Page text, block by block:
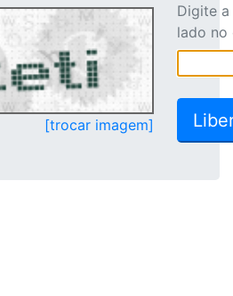
[trocar imagem]
Digite
lado no